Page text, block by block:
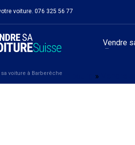
voiture. 076 325 56 77
Vendre
»
voiture à Barberêche